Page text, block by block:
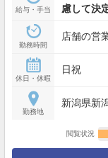
給与・手当
慮して決
勤務時間
店舗の営
休日・休暇
日祝
勤務地
新潟県新
閲覧状況